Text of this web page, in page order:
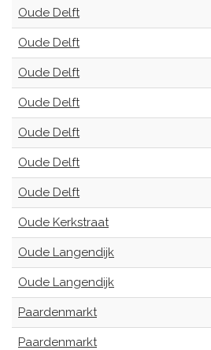
Oude Delft
Oude Delft
Oude Delft
Oude Delft
Oude Delft
Oude Delft
Oude Delft
Oude Kerkstraat
Oude Langendijk
Oude Langendijk
Paardenmarkt
Paardenmarkt